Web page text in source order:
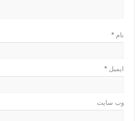
نام*
ایمیل*
وب‌ سایت